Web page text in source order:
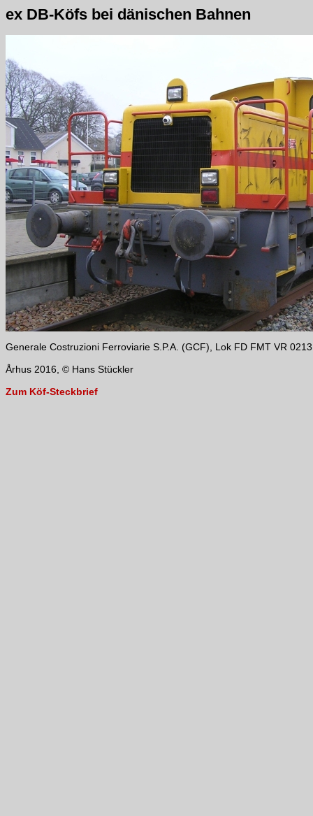
ex DB-Köfs bei dänischen Bahnen
Generale Costruzioni Ferroviarie S.P.A. (GCF), Lok FD FMT VR
Århus 2016, © Hans Stückler
Zum Köf-Steckbrief